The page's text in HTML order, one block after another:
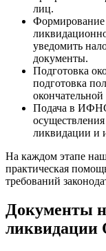
лиц.
Формирование
уведомить
документы.
Подготовка
подготовка
Подача в
ликвидации и
На каждом этапе
практическая
требований
Документы
ликвидации